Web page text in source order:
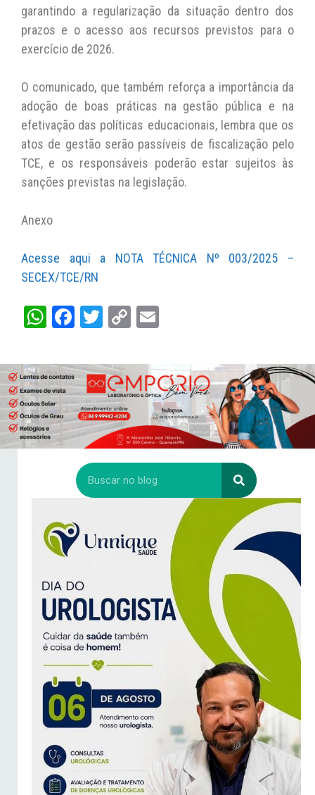
garantindo a regularização da situação dentro dos
prazos e o acesso aos recursos previstos para o
exercício de 2026.
O comunicado, que também reforça a importância da
adoção de boas práticas na gestão pública e na
efetivação das políticas educacionais, lembra que os
atos de gestão serão passíveis de fiscalização pelo
TCE, e os responsáveis poderão estar sujeitos às
sanções previstas na legislação.
Anexo
Acesse aqui a NOTA TÉCNICA Nº 003/2025 –
SECEX/TCE/RN
W
ts
A
pp
Fa
bo
ok
T
tt
er
C
y
Li